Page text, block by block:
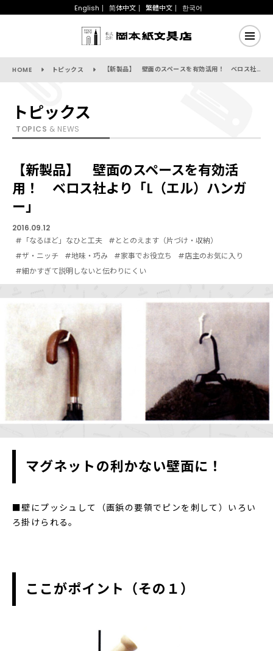
English 简体中文 繁體中文 한국어
HOME トピックス 【新製品】 壁面のスペースを有効活用！ ベロス社より「L（エル）ハンガー」
トピックス
TOPICS & NEWS
【新製品】 壁面のスペースを有効活
用！ ベロス社より「L（エル）ハンガ
ー」
2016.09.12
#「なるほど」なひと工夫
#ととのえます（片づけ・収納）
#ザ・ニッチ
#地味・巧み #家事でお役立ち
#店主のお気に入り
#細かすぎて説明しないと伝わりにくい
マグネットの利かない壁面に！
■壁にプッシュして（画鋲の要領でピンを刺して）いろい
ろ掛けられる。
ここがポイント（その１）